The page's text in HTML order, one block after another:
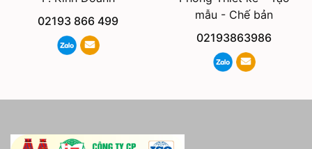
02193 866 499
mẫu - Chế bản
02193863986